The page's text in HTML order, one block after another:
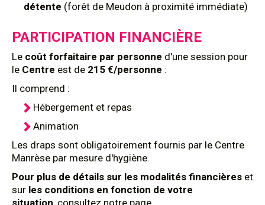
détente (forêt de Meudon à proximité immédiate)
PARTICIPATION FINANCIÈRE
Le coût forfaitaire par personne d'une session pour
le Centre est de 215 €/personne :
Il comprend :
Hébergement et repas
Animation
Les draps sont obligatoirement fournis par le Centre
Manrèse par mesure d'hygiène.
Pour plus de détails sur les modalités financières et
sur les conditions en fonction de votre
situation, consultez notre page